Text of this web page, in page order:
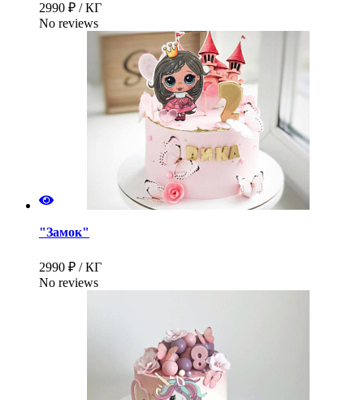
2990 ₽ / КГ
No reviews
"Замок"
2990 ₽ / КГ
No reviews